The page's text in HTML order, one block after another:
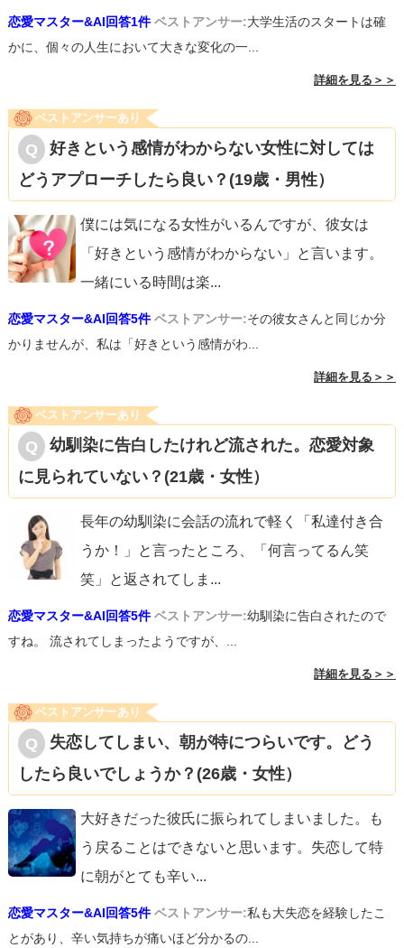
恋愛マスター&AI回答1件 ベストアンサー:大学生活のスタートは確
かに、個々の人生において大きな変化の一...
詳細を見る＞＞
ベストアンサーあり
好きという感情がわからない女性に対しては
どうアプローチしたら良い？(19歳・男性）
僕には気になる女性がいるんですが、彼女は
「好きという感情がわからない」と言います。
一緒にいる時間は楽...
恋愛マスター&AI回答5件 ベストアンサー:その彼女さんと同じか分
かりませんが、私は「好きという感情がわ...
詳細を見る＞＞
ベストアンサーあり
幼馴染に告白したけれど流された。恋愛対象
に見られていない？(21歳・女性）
長年の幼馴染に会話の流れで軽く「私達付き合
うか！」と言ったところ、「何言ってるん笑
笑」と返されてしま ...
恋愛マスター&AI回答5件 ベストアンサー:幼馴染に告白されたので
すね。 流されてしまったようですが、...
詳細を見る＞＞
ベストアンサーあり
失恋してしまい、朝が特につらいです。どう
したら良いでしょうか？(26歳・女性）
大好きだった彼氏に振られてしまいました。も
う戻ることはできないと思います。失恋して特
に朝がとても辛い...
恋愛マスター&AI回答5件 ベストアンサー:私も大失恋を経験したこ
とがあり、辛い気持ちが痛いほど分かるの...